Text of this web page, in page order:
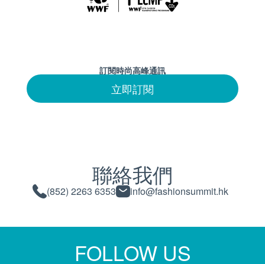
訂閱時尚高峰通訊
立即訂閱
聯絡我們
(852) 2263 6353 info@fashionsummit.hk
FOLLOW US